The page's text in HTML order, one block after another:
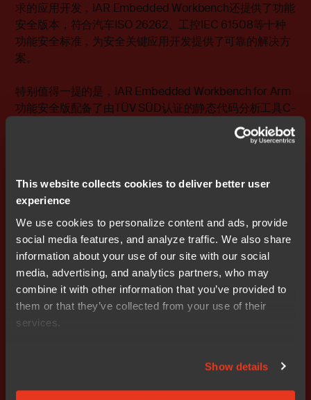
This website collects cookies to deliver better user
experience
We use cookies to personalize content and ads, provide
social media features, and analyze traffic. We also share
information about your use of our site with our social
media, advertising, and analytics partners, who may
combine it with other information that you’ve provided to
them or that they’ve collected from your use of their
services.
Show details
求的应用开发，IAR Embedded Workbench还提供了功能
安全版本，符合汽车ISO 26262、工控IEC 61508等十种
功能安全标准，为安全关键应用开发提供了可靠的解决方
案。
特别值得一提的是，IAR Embedded Workbench for Arm
功能安全版配备了由TÜV SÜD认证的静态代码分析工具C-
STAT，可以检测各种潜在代码问题，确保应用代码符合
MISRA C、CERT C等编码标准。这种主动检测对于避免
矽力杰半导体MCU市场经理吴红军表示：“对于与IAR的深
入合作，助力客户建立起一个稳定高效的开发环境，我们
表示期待。矽力杰致力于长期为汽车客户提供模拟+数字
的高可靠性高性价比车规芯片解决方案。相信与我们的生
态合作伙伴一起，在为客户创造价值的同时，可以赢得市
场和客户的进一步认可。”
IAR亚太区副总裁Kiyo Uemura表示：“我们非常高兴能够
与其高性能MCU结合在一起。我们希望帮助更多的汽车行
业开发者应对复杂的开发挑战，实现更高的安全标准。
IAR期待与矽力杰携手，共同推动汽车电子领域的发展，